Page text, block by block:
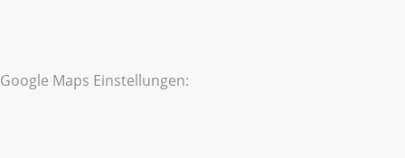
Google Maps Einstellungen: